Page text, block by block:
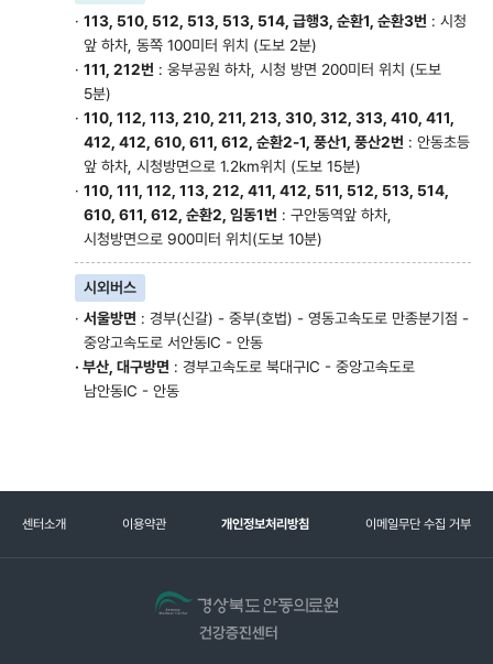
· 113, 510, 512, 513, 513, 514, 급행3, 순환1, 순환3번 : 시청
앞 하차, 동쪽 100미터 위치 (도보 2분)
· 111, 212번 : 웅부공원 하차, 시청 방면 200미터 위치 (도보
5분)
· 110, 112, 113, 210, 211, 213, 310, 312, 313, 410, 411,
412, 412, 610, 611, 612, 순환2-1, 풍산1, 풍산2번 : 안동초등
앞 하차, 시청방면으로 1.2km위치 (도보 15분)
· 110, 111, 112, 113, 212, 411, 412, 511, 512, 513, 514,
610, 611, 612, 순환2, 임동1번 : 구안동역앞 하차,
시청방면으로 900미터 위치(도보 10분)
시외버스
· 서울방면 : 경부(신갈) - 중부(호법) - 영동고속도로 만종분기점 -
중앙고속도로 서안동IC - 안동
· 부산, 대구방면 : 경부고속도로 북대구IC - 중앙고속도로
남안동IC - 안동
센터소개 이용약관 개인정보처리방침 이메일무단 수집 거부